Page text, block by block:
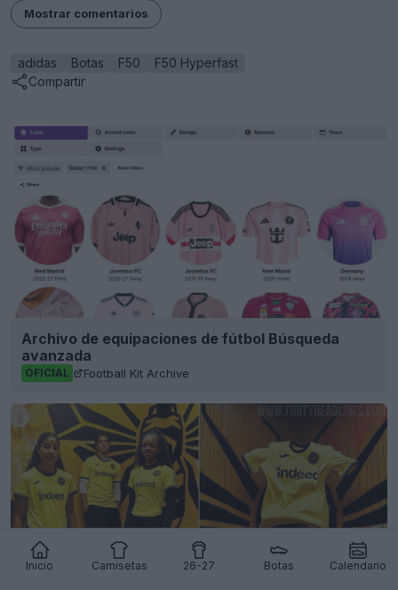
Inicio Camisetas 26-27 Botas Calendario
Mostrar comentarios
adidas Botas F50
F50 Hyperfast
Compartir
Archivo de equipaciones de fútbol Búsqueda
avanzada
OFICIAL Football Kit Archive